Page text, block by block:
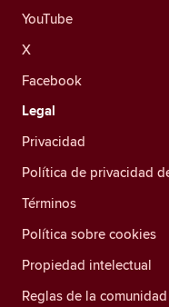
YouTube
X
Facebook
Legal
Privacidad
Política de privacidad
Términos
Política sobre cookies
Propiedad intelectual
Reglas de la comunidad